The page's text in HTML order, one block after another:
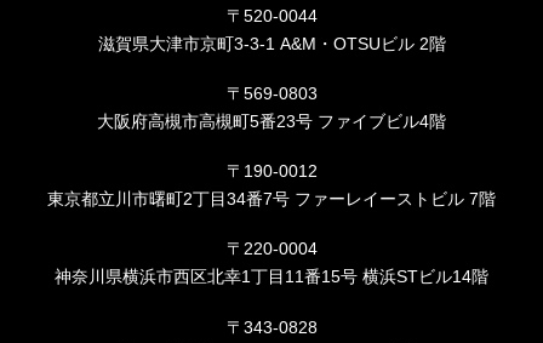
〒520-0044
滋賀県大津市京町3-3-1 A&M・OTSUビル 2階
〒569-0803
大阪府高槻市高槻町5番23号 ファイブビル4階
〒190-0012
東京都立川市曙町2丁目34番7号 ファーレイーストビル 7階
〒220-0004
神奈川県横浜市西区北幸1丁目11番15号 横浜STビル14階
〒343-0828